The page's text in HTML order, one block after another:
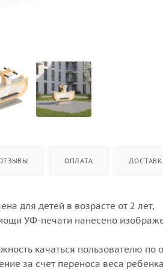
ОПЛАТА
для детей в возрасте от 2 лет,
УФ-печати нанесено
качаться пользователю по
за счет переноса веса